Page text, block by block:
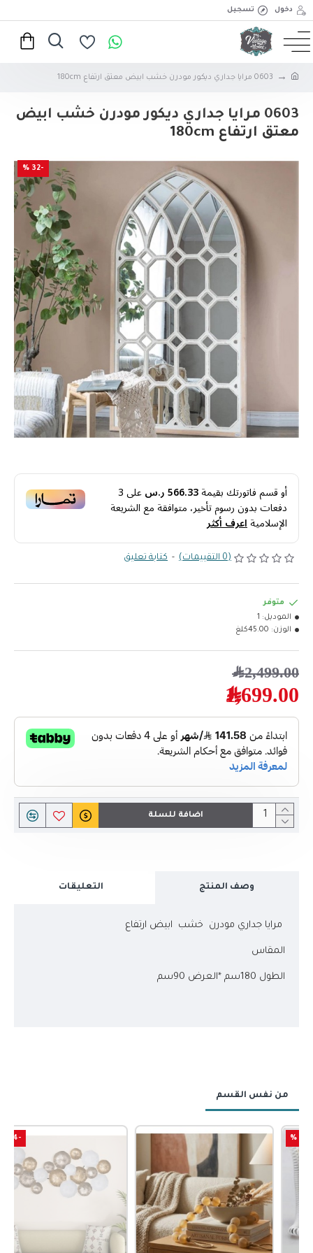
دخول تسجيل
0603 مرايا جداري ديكور مودرن خشب ابيض معتق ارتفاع 180cm
0603 مرايا جداري ديكور مودرن خشب ابيض
معتق ارتفاع 180cm
-32 %
أو قسم فاتورتك بقيمة566.33 ر.س على3
دفعات بدون رسوم تأخير، متوافقة مع الشريعة
الإسلاميةاعرف أكثر
(0 التقييمات) - كتابة تعليق
1,699.00﷼
2,499.00﷼
متوفر
الموديل: 1
الوزن: 45.00كلغ
اضافة للسلة
وصف المنتج التعليقات
مرايا جداري مودرن خشب ابيض ارتفاع
المقاس
الطول 180سم *العرض 90سم
من نفس القسم